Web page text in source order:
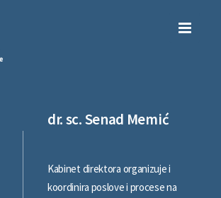
dr. sc. Senad Memić
Kabinet direktora organizuje i
koordinira poslove i procese na